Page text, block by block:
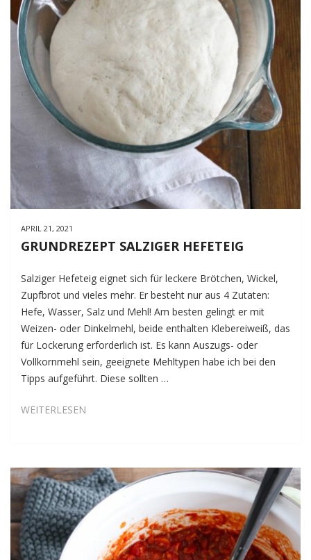
APRIL 21, 2021
GRUNDREZEPT SALZIGER HEFETEIG
Salziger Hefeteig eignet sich für leckere Brötchen, Wickel,
Zupfbrot und vieles mehr. Er besteht nur aus 4 Zutaten:
Hefe, Wasser, Salz und Mehl! Am besten gelingt er mit
Weizen- oder Dinkelmehl, beide enthalten Klebereiweiß, das
für Lockerung erforderlich ist. Es kann Auszugs- oder
Vollkornmehl sein, geeignete Mehltypen habe ich bei den
Tipps aufgeführt. Diese sollten …
WEITERLESEN